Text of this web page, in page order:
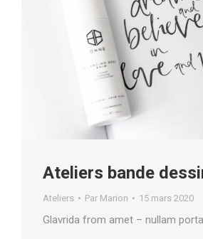
Ateliers bande
Ateliers Par Marion 15 mars 2020
Glavrida from amet – nullam